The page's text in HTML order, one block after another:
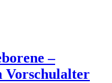
–
Vorschulalter